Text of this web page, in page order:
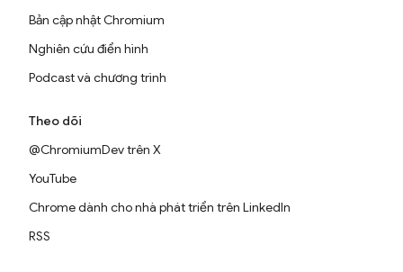
Bản cập nhật Chromium
Nghiên cứu điển hình
Podcast và chương trình
Theo dõi
@ChromiumDev trên X
YouTube
Chrome dành cho nhà phát triển trên LinkedIn
RSS